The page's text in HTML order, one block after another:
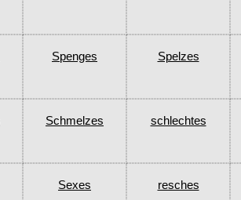
Spenges Spelzes
Schmelzes schlechtes
Sexes resches